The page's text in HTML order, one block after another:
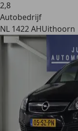
2,8
Autobedrijf
NL 1422 AHUithoorn